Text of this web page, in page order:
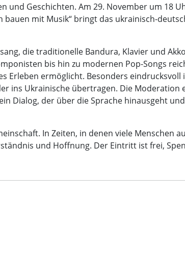
und Geschichten. Am 29. November um 18
mit Musik“ bringt das ukrainisch-
die traditionelle Bandura, Klavier und
bis hin zu modernen Pop-Songs
Erleben ermöglicht. Besonders eindrucksvoll
ins Ukrainische übertragen. Die Moderation
Dialog, der über die Sprache hinausgeht
In Zeiten, in denen viele Menschen
und Hoffnung. Der Eintritt ist frei,